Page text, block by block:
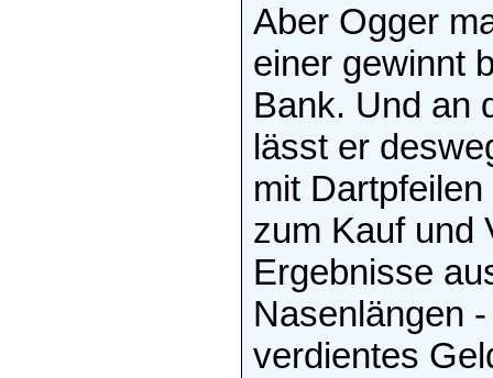
Aber Ogger
einer gewinnt
Bank. Und an
lässt er
mit
zum Kauf und
Ergebnisse
Nasenlängen
verdientes